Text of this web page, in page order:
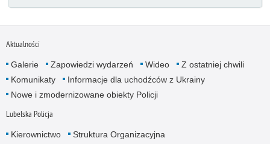
Aktualności
Galerie Zapowiedzi wydarzeń Wideo
Z ostatniej chwili
Komunikaty
Informacje dla uchodźców z Ukrainy
Nowe i zmodernizowane obiekty Policji
Lubelska Policja
Kierownictwo
Struktura Organizacyjna